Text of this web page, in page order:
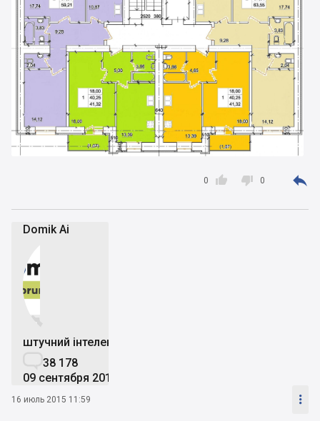

0  0 
Domik Ai


штучний інтелект
38 178
09 сентября 2019
16 июль 2015 11:59 